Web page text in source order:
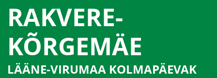
RAKVERE-
KÕRGEMÄE
LÄÄNE-VIRUMAA KOLMAPÄEVAK